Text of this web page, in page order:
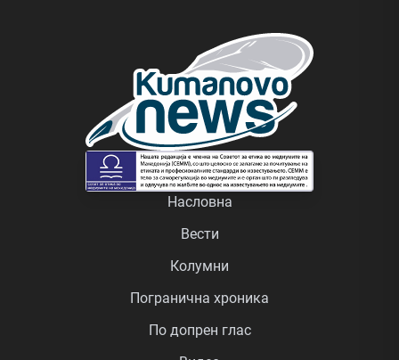
Насловна
Вести
Колумни
Погранична хроника
По допрен глас